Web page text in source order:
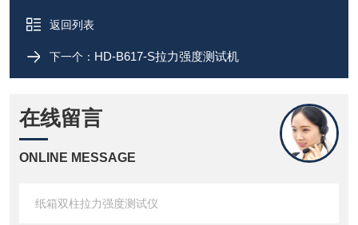
返回列表
下一个： HD-B617-S拉力强度测试机
在线留言
ONLINE MESSAGE